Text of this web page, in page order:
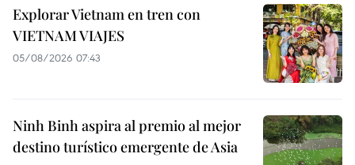
Explorar Vietnam en tren con
VIETNAM VIAJES
05/08/2026 07:43
Ninh Binh aspira al premio al mejor
destino turístico emergente de Asia